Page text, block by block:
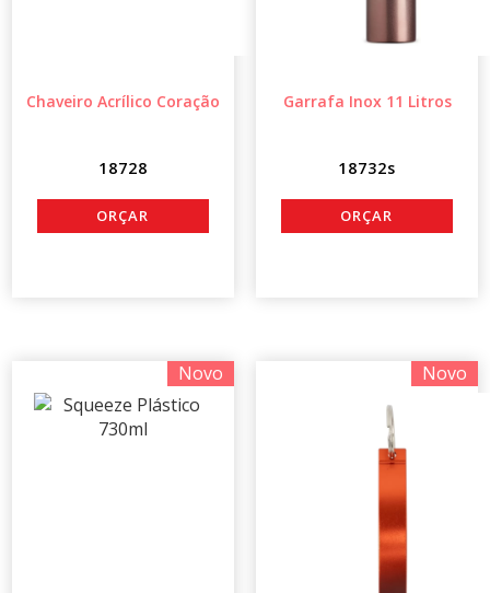
Chaveiro Acrílico Coração
18728
Garrafa Inox 11 Litros
18732s
Novo Novo